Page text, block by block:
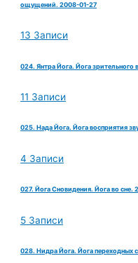
ощущений. 2008-01-27
13 Записи
024. Янтра Йога. Йога
11 Записи
025. Нада Йога. Йога восприятия
4 Записи
027. Йога Сновидения. Йога во сне.
5 Записи
028. Нидра Йога. Йога переходных